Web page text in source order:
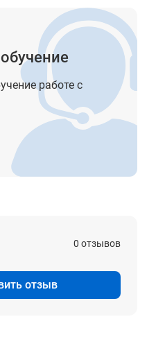
работе с
0 отзывов
отзыв